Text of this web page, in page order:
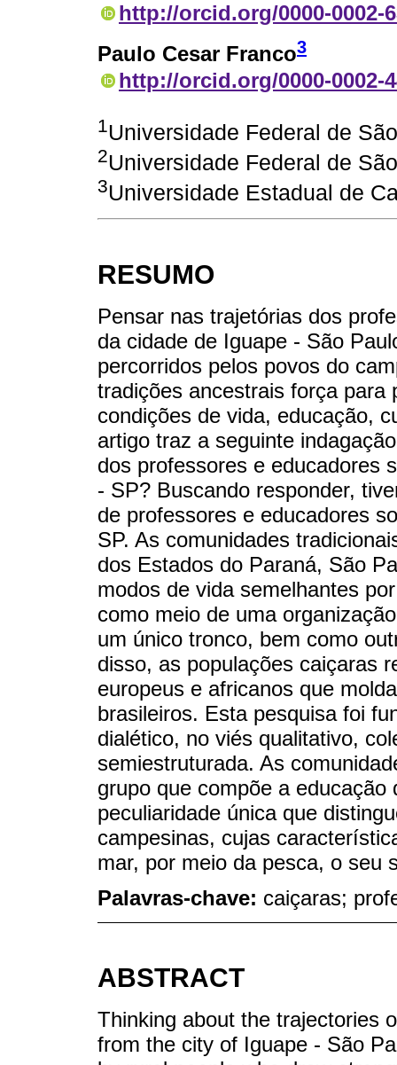
http://orcid.org/0000-0002-
Paulo Cesar Franco3
http://orcid.org/0000-0002-
1Universidade Federal de
2Universidade Federal de
3Universidade Estadual de
RESUMO
Pensar nas trajetórias dos
da cidade de Iguape - São
percorridos pelos povos do
tradições ancestrais força para
condições de vida, educação,
artigo traz a seguinte
dos professores e educadores
- SP? Buscando responder,
de professores e educadores
SP. As comunidades
dos Estados do Paraná, São
modos de vida semelhantes
como meio de uma
um único tronco, bem como
disso, as populações caiçaras
europeus e africanos que
brasileiros. Esta pesquisa foi
dialético, no viés qualitativo,
semiestruturada. As
grupo que compõe a
peculiaridade única que
campesinas, cujas
mar, por meio da pesca, o seu
Palavras-chave: caiçaras;
ABSTRACT
Thinking about the trajectories
from the city of Iguape - São